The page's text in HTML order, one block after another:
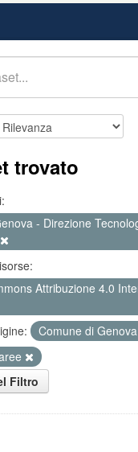
trovato
- Direzione
Attribuzione 4.0
Comune di Genova
Filtro